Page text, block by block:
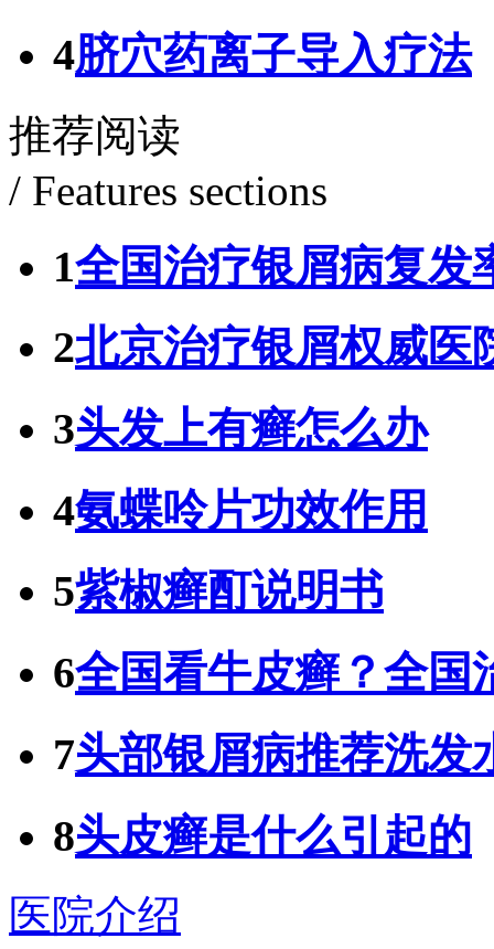
4脐穴药离子导入疗法
推荐阅读
/ Features sections
1全国治疗银屑病复发
2北京治疗银屑权威医
3头发上有癣怎么办
4氨蝶呤片功效作用
5紫椒癣酊说明书
6全国看牛皮癣？全国
7头部银屑病推荐洗发
8头皮癣是什么引起的
医院介绍